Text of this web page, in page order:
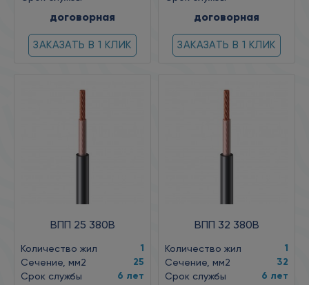
договорная
ЗАКАЗАТЬ В 1 КЛИК
договорная
ЗАКАЗАТЬ В 1 КЛИК
ВПП 25 380В
Количество жил 1
Сечение, мм2 25
Срок службы 6 лет
ВПП 32 380В
Количество жил 1
Сечение, мм2 32
Срок службы 6 лет